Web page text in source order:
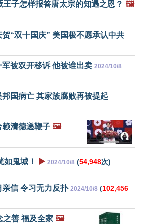
子怎样报答唐太宗的知遇之恩？ 🖼️
“双十国庆” 美国极不愿承认中共
被双开移诉 他被谁出卖 2024/10/8
国病亡 其家族腐败再被提起
清德递鞭子 🖼️
鬼城！ ▶️ 2024/10/8 (54,948次)
信 令习无力反扑 2024/10/8 (102,456
之善 福及全家 🖼️